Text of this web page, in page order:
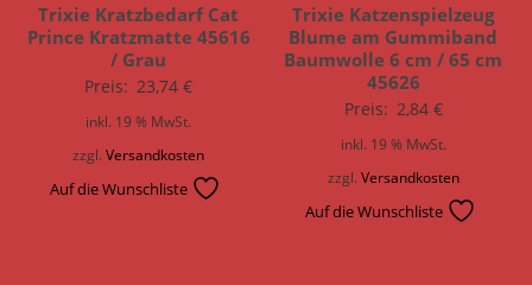
Trixie Kratzbedarf Cat
Prince Kratzmatte 45616
/ Grau
Preis: 23,74€
inkl. 19 % MwSt.
zzgl.Versandkosten
Auf die Wunschliste
Trixie Katzenspielzeug
Blume am Gummiband
Baumwolle 6 cm / 65 cm
45626
Preis: 2,84 €
inkl. 19 % MwSt.
zzgl. Versandkosten
Auf die Wunschliste